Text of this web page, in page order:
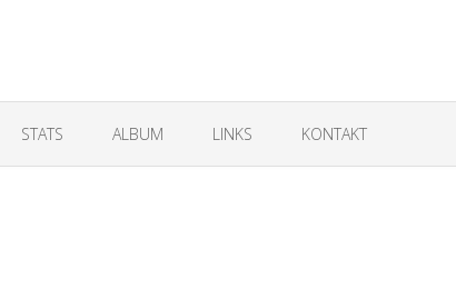
STATS ALBUM LINKS KONTAKT